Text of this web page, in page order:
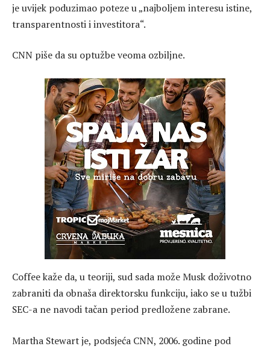
je uvijek poduzimao poteze u „najboljem interesu istine,
transparentnosti i investitora“.
CNN piše da su optužbe veoma ozbiljne.
Coffee kaže da, u teoriji, sud sada može Musk doživotno
zabraniti da obnaša direktorsku funkciju, iako se u tužbi
SEC-a ne navodi tačan period predložene zabrane.
Martha Stewart je, podsjeća CNN, 2006. godine pod